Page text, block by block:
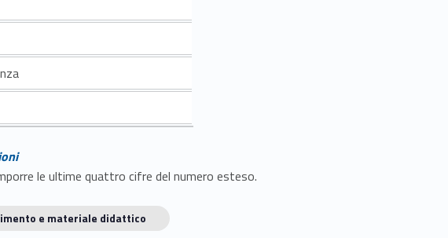
le ultime quattro cifre del numero esteso.
e materiale didattico